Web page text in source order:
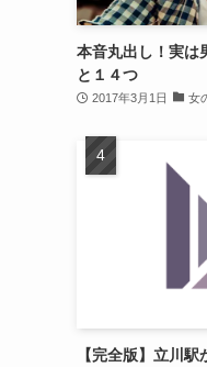
本音丸出し！実は
と１４つ
2017年3月1日 女
【完全版】立川